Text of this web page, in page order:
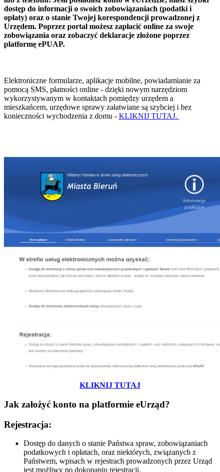
dostęp do informacji o swoich zobowiązaniach (podatki i
opłaty) oraz o stanie Twojej korespondencji prowadzonej z
Urzędem. Poprzez portal możesz zapłacić online za swoje
zobowiązania oraz zobaczyć deklaracje złożone poprzez
platformę ePUAP.
Elektroniczne formularze, aplikacje mobilne, powiadamianie za
pomocą SMS, płatności online - dzięki nowym narzędziom
wykorzystywanym w kontaktach pomiędzy urzędem a
mieszkańcem, urzędowe sprawy załatwiane są szybciej i bez
konieczności wychodzenia z domu - KLIKNIJ TUTAJ.
KLIKNIJ TUTAJ
Jak założyć konto na platformie eUrząd?
Rejestracja:
Dostęp do danych o stanie Państwa spraw, zobowiązaniach
podatkowych i opłatach, oraz niektórych, związanych z
Państwem, wpisach w rejestrach prowadzonych przez Urząd
jest możliwy po dokonaniu rejestracji.